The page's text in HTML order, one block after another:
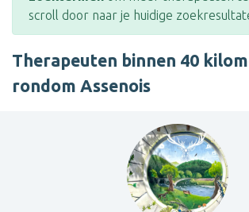
scroll door naar je huidige
Therapeuten binnen 40
rondom Assenois